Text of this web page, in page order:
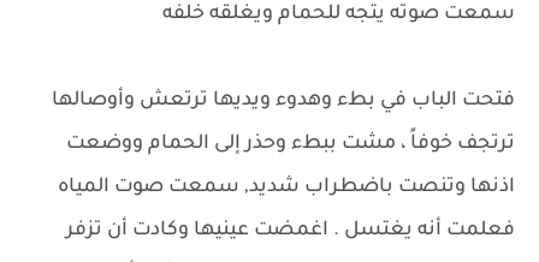
سمعت صوته يتجه للحمام ويغلقه خلفه
فتحت الباب في بطء وهدوء ويديها ترتعش وأوصالها
ترتجف خوفاً ، مشت ببطء وحذر إلى الحمام ووضعت
اذنها وتنصت باضطراب شديد, سمعت صوت المياه
فعلمت أنه يغتسل . اغمضت عينيها وكادت أن تزفر